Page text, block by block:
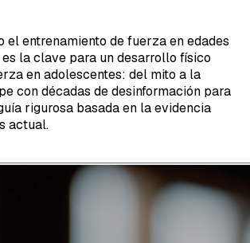
el entrenamiento de fuerza en edades
la clave para un desarrollo físico
en adolescentes: del mito a la
con décadas de desinformación para
rigurosa basada en la evidencia
actual.